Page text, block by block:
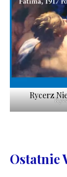
Rycerz
Ostatnie